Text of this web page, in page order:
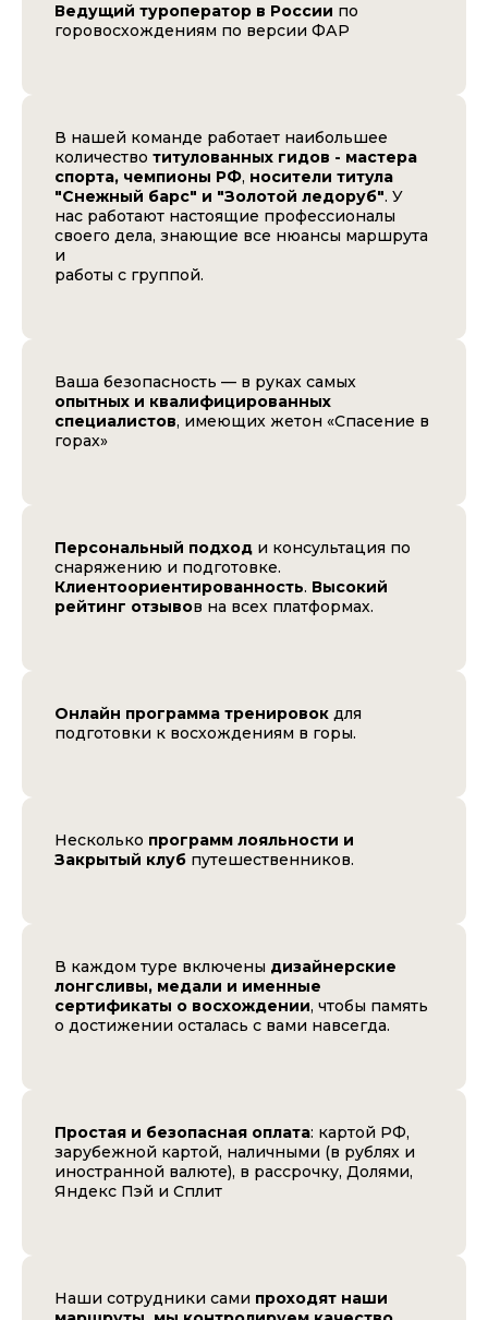
Ведущий туроператор в России по
горовосхождениям по версии ФАР
В нашей команде работает наибольшее
количество титулованных гидов - мастера
спорта, чемпионы РФ, носители титула
"Снежный барс" и "Золотой ледоруб". У
нас работают настоящие профессионалы
своего дела, знающие все нюансы маршрута
и
работы с группой.
Ваша безопасность — в руках самых
опытных и квалифицированных
специалистов, имеющих жетон «Спасение в
горах»
Персональный подход и консультация по
снаряжению и подготовке.
Клиентоориентированность. Высокий
рейтинг отзывов на всех платформах.
Онлайн программа тренировок для
подготовки к восхождениям в горы.
Несколько программ лояльности и
Закрытый клуб путешественников.
В каждом туре включены дизайнерские
лонгсливы, медали и именные
сертификаты о восхождении, чтобы память
о достижении осталась с вами навсегда.
Простая и безопасная оплата: картой РФ,
зарубежной картой, наличными (в рублях и
иностранной валюте), в рассрочку, Долями,
Яндекс Пэй и Сплит
Наши сотрудники сами проходят наши